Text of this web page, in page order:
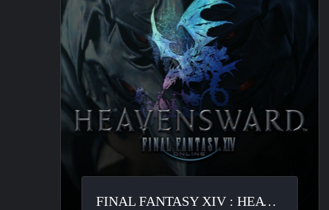
FINAL FANTASY XIV : HEAVENSWARD